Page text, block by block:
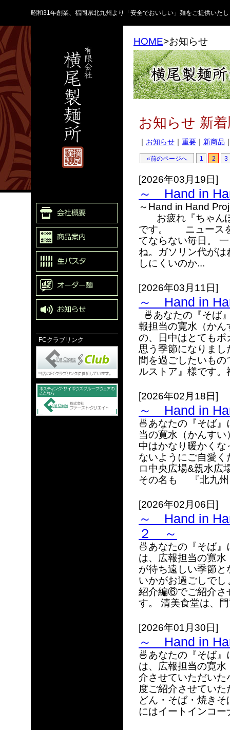
昭和31年創業、福岡県北九州より「安全でおいしい」麺をご提供いた
HOME>お知らせ
お知らせ 新
｜ お知らせ ｜ 重要 ｜ 新商品
«前のページへ 1 2 3
[2026年03月19日]
～ Hand in
～Hand in Hand
お疲れ『ちゃんぽ
です。 ニュースを
てならない毎日。
ね。ガソリン代が
しにくいのか...
[2026年03月11日]
～ Hand in
🍜あなたの『そ
報担当の寛水（か
の、日中はとても
思う季節になりま
間を過ごしたいも
ルストア』様です
[2026年02月18日]
～ Hand in
🍜あなたの『そば
当の寛水（かんす
中はかなり暖かく
ないようにご自愛
ロ中央広場&親水広
その名も 『北九州
[2026年02月06日]
～ Hand in
２ ～
🍜あなたの『そ
は、広報担当の寛
が待ち遠しい季節
いかがお過ごしで
紹介編⑥でご紹介さ
す。 清美食堂は、
[2026年01月30日]
～ Hand in
🍜あなたの『そ
は、広報担当の寛
介させていただい
度ご紹介させてい
どん・そば・焼き
にはイートインコ
FCクラブリンク